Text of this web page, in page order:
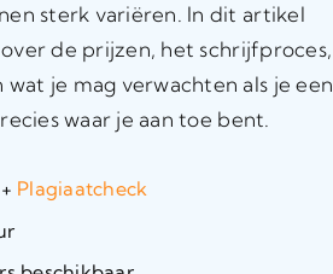
sterk variëren. In dit artikel
de prijzen, het schrijfproces,
je mag verwachten als je een
waar je aan toe bent.
+ Plagiaatcheck